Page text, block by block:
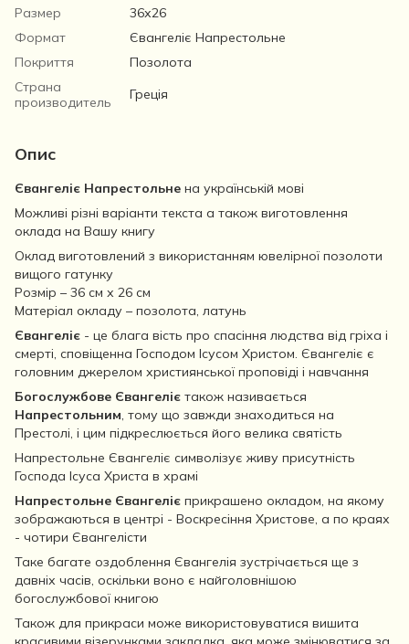
Размер
36х26
Формат
Євангеліє Напрестольне
Покриття
Позолота
Страна
производитель
Греція
Опис
Євангеліє Напрестольне на українській мові
Можливі різні варіанти текста а також виготовлення
оклада на Вашу книгу
Оклад виготовлений з використанням ювелірної позолоти
вищого гатунку
Розмір – 36 см х 26 см
Матеріал окладу – позолота, латунь
Євангеліє - це блага вість про спасіння людства від гріха і
смерті, сповіщенна Господом Ісусом Христом. Євангеліє є
головним джерелом християнської проповіді і навчання
Богослужбове Євангеліє також називається
Напрестольним, тому що завжди знаходиться на
Престолі, і цим підкреслюється його велика святість
Напрестольне Євангеліє символізує живу присутність
Господа Ісуса Христа в храмі
Напрестольне Євангеліє прикрашено окладом, на якому
зображаються в центрі - Воскресіння Христове, а по краях
- чотири Євангелісти
Таке багате оздоблення Євангелія зустрічається ще з
давніх часів, оскільки воно є найголовнішою
богослужбової книгою
Також для прикраси може використовуватися вишита